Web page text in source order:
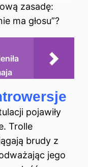
zasadę:
ma głosu”?
pojawiły
Trolle
brudy z
jego